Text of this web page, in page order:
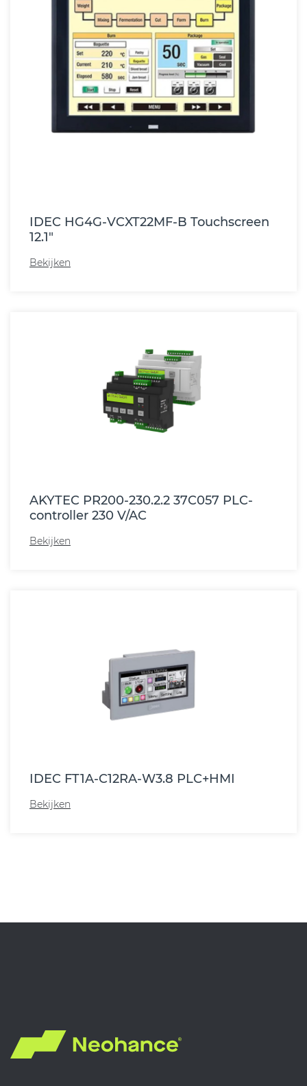
IDEC HG4G-VCXT22MF-B Touchscreen
12.1"
Bekijken
AKYTEC PR200-230.2.2 37C057 PLC-
controller 230 V/AC
Bekijken
IDEC FT1A-C12RA-W3.8 PLC+HMI
Bekijken